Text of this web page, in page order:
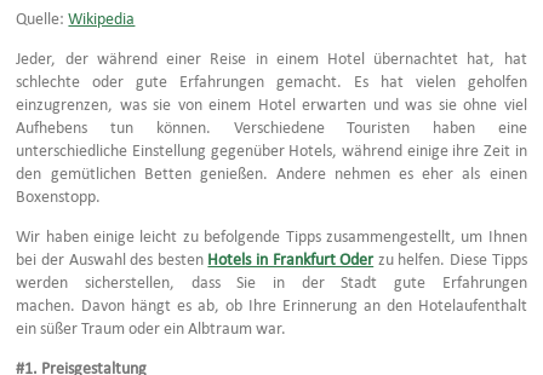
Quelle:Wikipedia
Jeder, der während einer Reise in einem Hotel übernachtet hat, hat
schlechte oder gute Erfahrungen gemacht. Es hat vielen geholfen
einzugrenzen, was sie von einem Hotel erwarten und was sie ohne viel
Aufhebens tun können. Verschiedene Touristen haben eine
unterschiedliche Einstellung gegenüber Hotels, während einige ihre Zeit in
den gemütlichen Betten genießen. Andere nehmen es eher als einen
Boxenstopp.
Wir haben einige leicht zu befolgende Tipps zusammengestellt, um Ihnen
bei der Auswahl des besten Hotels in Frankfurt Oder zu helfen. Diese Tipps
werden sicherstellen, dass Sie in der Stadt gute Erfahrungen
machen. Davon hängt es ab, ob Ihre Erinnerung an den Hotelaufenthalt
ein süßer Traum oder ein Albtraum war.
#1. Preisgestaltung